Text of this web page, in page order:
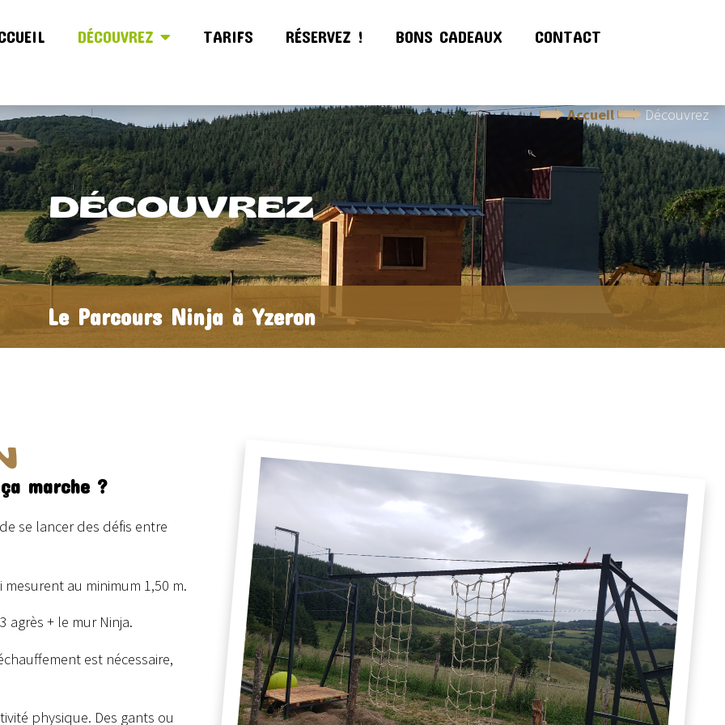
DÉCOUVREZ TARIFS RÉSERVEZ ! BONS CADEAUX CONTACT
Accueil Découvrez
DÉCOUVREZ
Le Parcours Ninja à Yzeron
marche ?
se lancer des défis entre
au minimum 1,50 m.
agrès + le mur Ninja.
est nécessaire,
physique. Des gants ou